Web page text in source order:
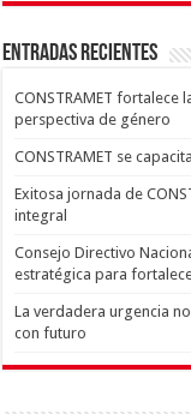
ENTRADAS RECIENTES
CONSTRAMET
perspectiva de género
CONSTRAMET se
Exitosa jornada de
integral
Consejo Directivo
estratégica para
La verdadera urgencia
con futuro